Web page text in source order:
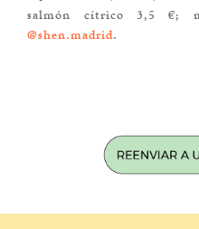
salmón cítrico 3,5 €;
@shen.madrid.